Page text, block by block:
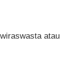
atau